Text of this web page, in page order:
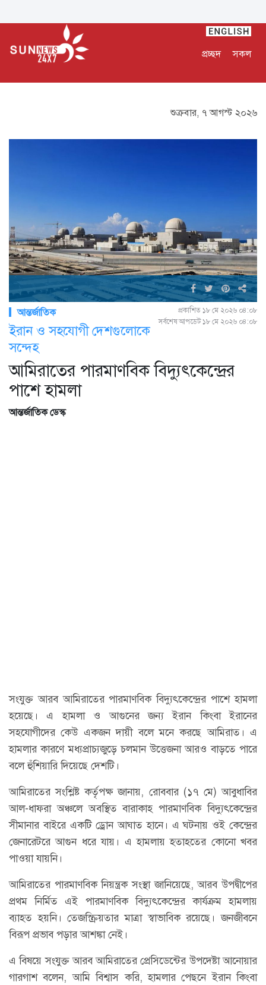
প্রচ্ছদ সকল
শুক্রবার, ৭ আগস্ট ২০২৬
আন্তর্জাতিক
প্রকাশিত ১৮ মে ২০২৬ ০৪:০৮
সর্বশেষ আপডেট ১৮ মে ২০২৬ ০৪:০৮
ইরান ও সহযোগী দেশগুলোকে
সন্দেহ
আমিরাতের পারমাণবিক বিদ্যুৎকেন্দ্রের
পাশে হামলা
আন্তর্জাতিক ডেস্ক
সংযুক্ত আরব আমিরাতের পারমাণবিক বিদ্যুৎকেন্দ্রের পাশে হামলা
হয়েছে। এ হামলা ও আগুনের জন্য ইরান কিংবা ইরানের
সহযোগীদের কেউ একজন দায়ী বলে মনে করছে আমিরাত। এ
হামলার কারণে মধ্যপ্রাচ্যজুড়ে চলমান উত্তেজনা আরও বাড়তে পারে
বলে হুঁশিয়ারি দিয়েছে দেশটি।
আমিরাতের সংশ্লিষ্ট কর্তৃপক্ষ জানায়, রোববার (১৭ মে) আবুধাবির
আল-ধাফরা অঞ্চলে অবস্থিত বারাকাহ পারমাণবিক বিদ্যুৎকেন্দ্রের
সীমানার বাইরে একটি ড্রোন আঘাত হানে। এ ঘটনায় ওই কেন্দ্রের
জেনারেটরে আগুন ধরে যায়। এ হামলায় হতাহতের কোনো খবর
পাওয়া যায়নি।
আমিরাতের পারমাণবিক নিয়ন্ত্রক সংস্থা জানিয়েছে, আরব উপদ্বীপের
প্রথম নির্মিত এই পারমাণবিক বিদ্যুৎকেন্দ্রের কার্যক্রম হামলায়
ব্যাহত হয়নি। তেজস্ক্রিয়তার মাত্রা স্বাভাবিক রয়েছে। জনজীবনে
বিরূপ প্রভাব পড়ার আশঙ্কা নেই।
এ বিষয়ে সংযুক্ত আরব আমিরাতের প্রেসিডেন্টের উপদেষ্টা আনোয়ার
গারগাশ বলেন, আমি বিশ্বাস করি, হামলার পেছনে ইরান কিংবা